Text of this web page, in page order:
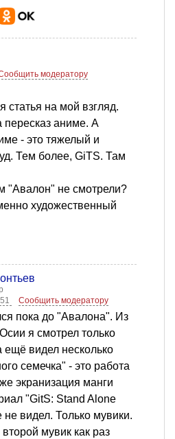
модератору
статья на мой взгляд.
аниме. А
- это тяжелый и
Тем более, GiTS. Там
"Авалон" не смотрели?
художественный
Сообщить модератору
пока до "Авалона". Из
я смотрел только
ещё видел несколько
семечка" - это работа
экранизация манги
"GitS: Stand Alone
видел. Только мувики.
мувик как раз